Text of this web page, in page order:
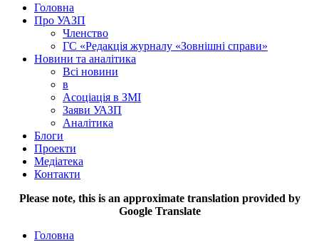
Головна
Про УАЗП
Членство
ГС «Редакція журналу «Зовнішні справи»
Новини та аналітика
Всі новини
в
Асоціація в ЗМІ
Заяви УАЗП
Аналітика
Блоги
Проекти
Медіатека
Контакти
Please note, this is an approximate translation provided by
Google Translate
Головна